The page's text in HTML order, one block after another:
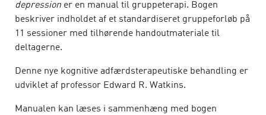
depression er en manual til gruppeterapi. Bogen
beskriver indholdet af et standardiseret gruppeforløb på
11 sessioner med tilhørende handoutmateriale til
deltagerne.
Denne nye kognitive adfærdsterapeutiske behandling er
udviklet af professor Edward R. Watkins.
Manualen kan læses i sammenhæng med bogen